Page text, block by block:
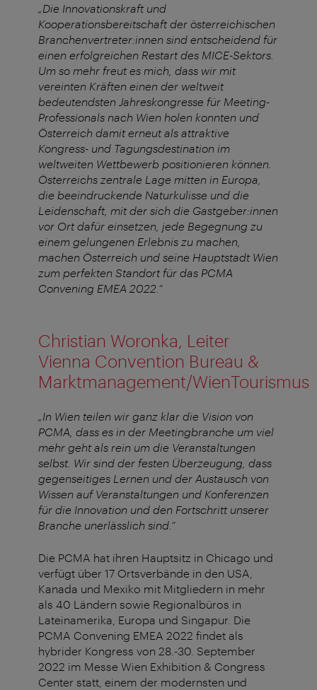
„Die Innovationskraft und
Kooperationsbereitschaft der österreichischen
Branchenvertreter:innen sind entscheidend für
einen erfolgreichen Restart des MICE-Sektors.
Um so mehr freut es mich, dass wir mit
vereinten Kräften einen der weltweit
bedeutendsten Jahreskongresse für Meeting-
Professionals nach Wien holen konnten und
Österreich damit erneut als attraktive
Kongress- und Tagungsdestination im
weltweiten Wettbewerb positionieren können.
Österreichs zentrale Lage mitten in Europa,
die beeindruckende Naturkulisse und die
Leidenschaft, mit der sich die Gastgeber:innen
vor Ort dafür einsetzen, jede Begegnung zu
einem gelungenen Erlebnis zu machen,
machen Österreich und seine Hauptstadt Wien
zum perfekten Standort für das PCMA
Convening EMEA 2022.“
Christian Woronka, Leiter
Vienna Convention Bureau &
Marktmanagement/WienTourismus
„In Wien teilen wir ganz klar die Vision von
PCMA, dass es in der Meetingbranche um viel
mehr geht als rein um die Veranstaltungen
selbst. Wir sind der festen Überzeugung, dass
gegenseitiges Lernen und der Austausch von
Wissen auf Veranstaltungen und Konferenzen
für die Innovation und den Fortschritt unserer
Branche unerlässlich sind.“
Die PCMA hat ihren Hauptsitz in Chicago und
verfügt über 17 Ortsverbände in den USA,
Kanada und Mexiko mit Mitgliedern in mehr
als 40 Ländern sowie Regionalbüros in
Lateinamerika, Europa und Singapur. Die
PCMA Convening EMEA 2022 findet als
hybrider Kongress von 28.-30. September
2022 im Messe Wien Exhibition & Congress
Center statt, einem der modernsten und